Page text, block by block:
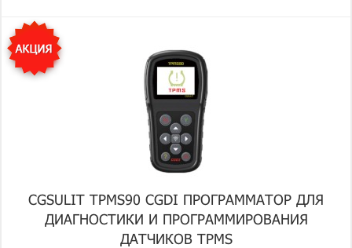
CGSULIT TPMS90 CGDI ПРОГРАММАТОР ДЛЯ
ДИАГНОСТИКИ И ПРОГРАММИРОВАНИЯ
ДАТЧИКОВ TPMS